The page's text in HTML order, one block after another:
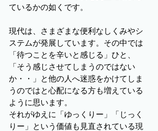
ているかの如くです。
現代は、さまざまな便利なしくみやシ
ステムが発展しています。その中では
「待つことを辛いと感じる」ひと、
「そう感じさせてしまうのではない
か・・」と他の人へ迷惑をかけてしま
うのではと心配になる方も増えている
ように思います。
それがゆえに「ゆっくりー」「じっく
りー」という価値も見直されている現